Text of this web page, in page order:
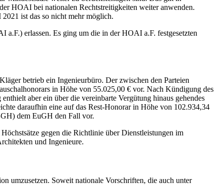
HOAI bei nationalen Rechtstreitigkeiten weiter anwenden.
ist das so nicht mehr möglich.
erlassen. Es ging um die in der HOAI a.F. festgesetzten
betrieb ein Ingenieurbüro. Der zwischen den Parteien
in Höhe von 55.025,00 € vor. Nach Kündigung des
aber ein über die vereinbarte Vergütung hinaus gehendes
daraufhin eine auf das Rest-Honorar in Höhe von 102.934,34
dem EuGH den Fall vor.
gegen die Richtlinie über Dienstleistungen im
und Ingenieure.
umzusetzen. Soweit nationale Vorschriften, die auch unter